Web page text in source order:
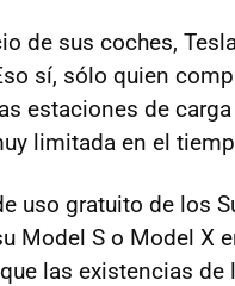
de sus coches,
sí, sólo quien
estaciones de
limitada en el
uso gratuito de los
Model S o Model X
las existencias de